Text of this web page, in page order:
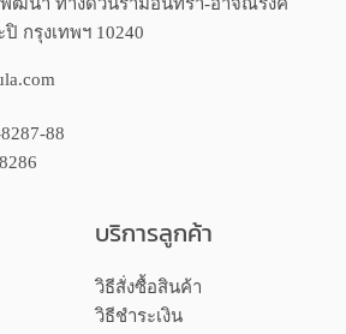
กรุงเทพฯ 10240
88
บริการลูกค้า
วิธีสั่งซื้อสินค้า
วิธีชำระเงิน